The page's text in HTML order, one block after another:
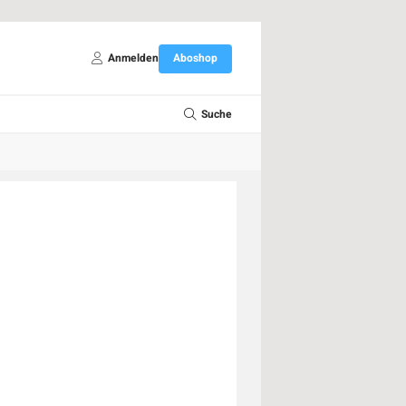
Anmelden Aboshop
Suche